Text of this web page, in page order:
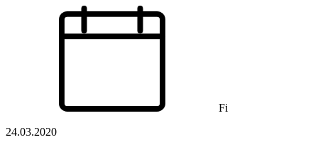
Fi
24.03.2020